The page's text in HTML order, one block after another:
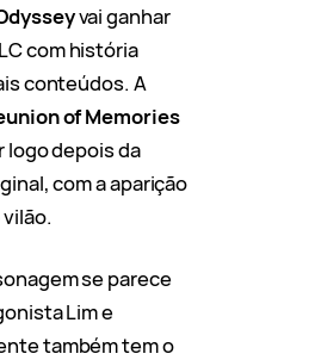
vai ganhar
com história
conteúdos. A
of Memories
logo depois da
com a aparição
se parece
Lim e
também tem o